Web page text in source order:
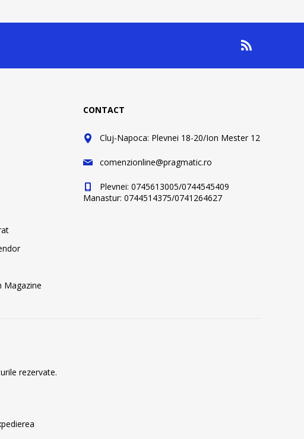
Magazine
CONTACT
Cluj-Napoca: Plevnei 18-20/Ion Mester 12
comenzionline@pragmatic.ro
Plevnei: 0745613005/0744545409
Manastur: 0744514375/0741264627
rezervate.